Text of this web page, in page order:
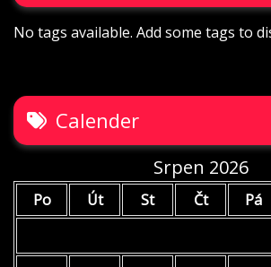
No tags available. Add some tags to
Calender
Srpen 2026
Po Út St Čt Pá